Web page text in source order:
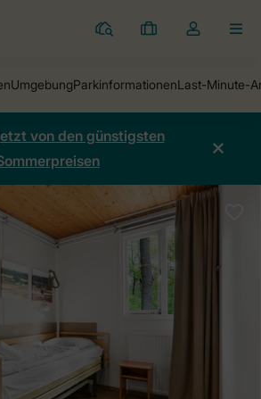
Ferienparks
Meine
Dropdown-
öffnen
von den günstigsten